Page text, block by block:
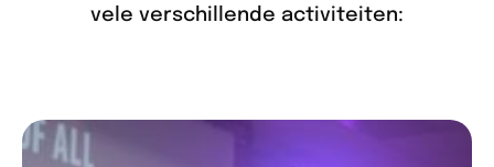
vele verschillende activiteiten: